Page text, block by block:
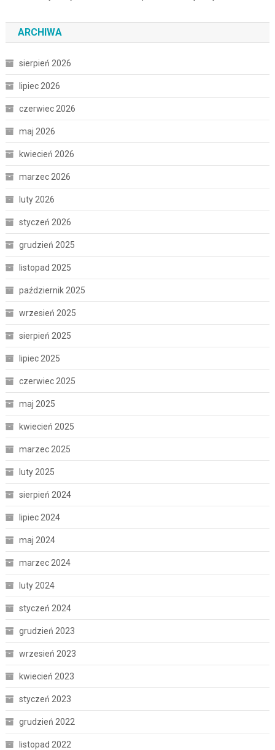
ARCHIWA
sierpień 2026
lipiec 2026
czerwiec 2026
maj 2026
kwiecień 2026
marzec 2026
luty 2026
styczeń 2026
grudzień 2025
listopad 2025
październik 2025
wrzesień 2025
sierpień 2025
lipiec 2025
czerwiec 2025
maj 2025
kwiecień 2025
marzec 2025
luty 2025
sierpień 2024
lipiec 2024
maj 2024
marzec 2024
luty 2024
styczeń 2024
grudzień 2023
wrzesień 2023
kwiecień 2023
styczeń 2023
grudzień 2022
listopad 2022